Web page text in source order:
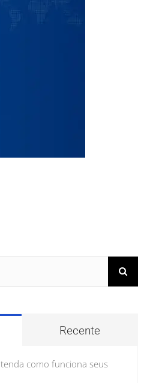
Recente
como funciona seus